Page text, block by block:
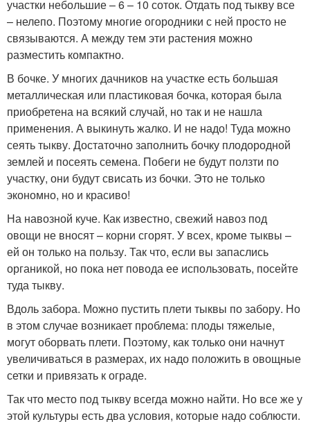
участки небольшие – 6 – 10 соток. Отдать под тыкву все
– нелепо. Поэтому многие огородники с ней просто не
связываются. А между тем эти растения можно
разместить компактно.
В бочке. У многих дачников на участке есть большая
металлическая или пластиковая бочка, которая была
приобретена на всякий случай, но так и не нашла
применения. А выкинуть жалко. И не надо! Туда можно
сеять тыкву. Достаточно заполнить бочку плодородной
землей и посеять семена. Побеги не будут ползти по
участку, они будут свисать из бочки. Это не только
экономно, но и красиво!
На навозной куче. Как известно, свежий навоз под
овощи не вносят – корни сгорят. У всех, кроме тыквы –
ей он только на пользу. Так что, если вы запаслись
органикой, но пока нет повода ее использовать, посейте
туда тыкву.
Вдоль забора. Можно пустить плети тыквы по забору. Но
в этом случае возникает проблема: плоды тяжелые,
могут оборвать плети. Поэтому, как только они начнут
увеличиваться в размерах, их надо положить в овощные
сетки и привязать к ограде.
Так что место под тыкву всегда можно найти. Но все же у
этой культуры есть два условия, которые надо соблюсти.